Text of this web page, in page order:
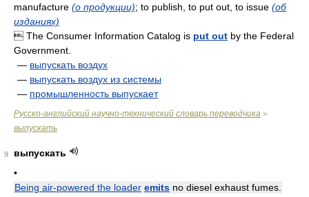
manufacture (о продукции); to publish, to put out, to issue (об
изданиях)
 The Consumer Information Catalog is put out by the Federal
Government.
— выпускать воздух
— выпускать воздух из системы
— промышленность выпускает
Русско-английский научно-технический словарь переводчика >
выпускать
9
выпускать
•
Being air-powered the loader emits no diesel exhaust fumes.